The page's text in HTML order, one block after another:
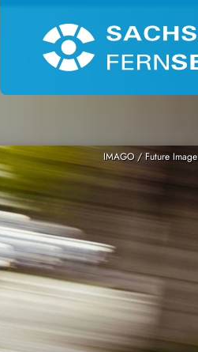
IMAGO / Future Image